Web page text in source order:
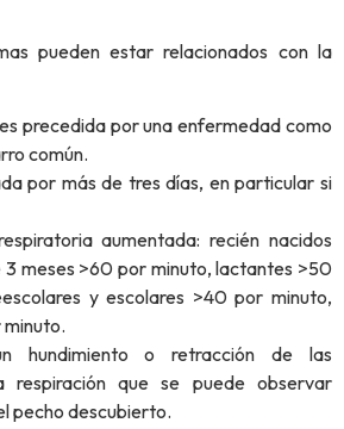
pueden estar relacionados con la
precedida por una enfermedad como
común.
por más de tres días, en particular si
aumentada: recién nacidos
3 meses >60 por minuto, lactantes >50
y escolares >40 por minuto,
hundimiento o retracción de las
respiración que se puede observar
pecho descubierto.